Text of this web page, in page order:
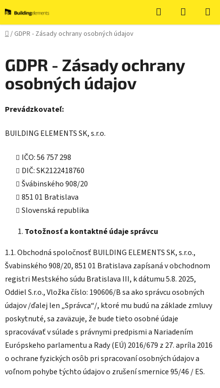
na
obsah
Hľadať
KOŠÍK
Domov
/ GDPR - Zásady ochrany osobných údajov
GDPR - Zásady ochrany
osobných údajov
Prevádzkovateľ:
BUILDING ELEMENTS SK, s.r.o.
IČO: 56 757 298
DIČ: SK2122418760
Švábinského 908/20
851 01 Bratislava
Slovenská republika
Totožnosť a kontaktné údaje správcu
1.1. Obchodná spoločnosť BUILDING ELEMENTS SK, s.r.o.,
Švabinského 908/20, 851 01 Bratislava zapísaná v obchodnom
registri Mestského súdu Bratislava III, k dátumu 5.8. 2025,
Oddiel S.r.o., Vložka číslo: 190606/B sa ako správcu osobných
údajov /ďalej len „Správca“/, ktoré mu budú na základe zmluvy
poskytnuté, sa zaväzuje, že bude tieto osobné údaje
spracovávať v súlade s právnymi predpismi a Nariadením
Európskeho parlamentu a Rady (EÚ) 2016/679 z 27. apríla 2016
o ochrane fyzických osôb pri spracovaní osobných údajov a
voľnom pohybe týchto údajov o zrušení smernice 95/46 / ES.